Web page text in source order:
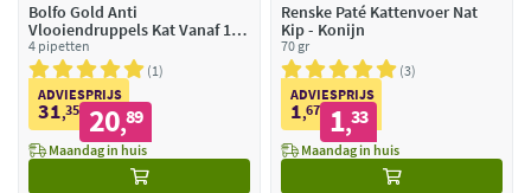
Bolfo Gold Anti
Vlooiendruppels Kat Vanaf 1
kg
4 pipetten
1
ADVIESPRIJS
31,35 20,89
Maandag in huis
Renske Paté Kattenvoer Nat
Kip - Konijn
70 gr
3
ADVIESPRIJS
1,67 1,33
Maandag in huis